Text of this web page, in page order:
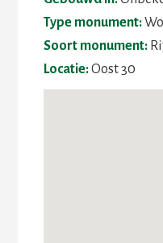
Type monument:
Soort monument:
Locatie:Oost 30